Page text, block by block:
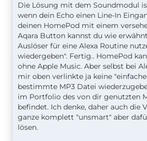
Die Lösung mit dem Soundmodul
wenn dein Echo einen Line-In
deinen HomePod mit einem
Aqara Button kannst du wie
Auslöser für eine Alexa Routine
wiedergeben". Fertig.. HomePod
ohne Apple Music. Aber selbst bei
mir oben verlinkte ja keine
bestimmte MP3 Datei
im Portfolio des von dir genutzten
befindet. Ich denke, daher auch die
ganze komplett "unsmart" aber
lösen.